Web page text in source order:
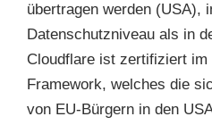
übertragen werden (USA),
Datenschutzniveau als in
Cloudflare ist zertifiziert
Framework, welches die
von EU-Bürgern in den